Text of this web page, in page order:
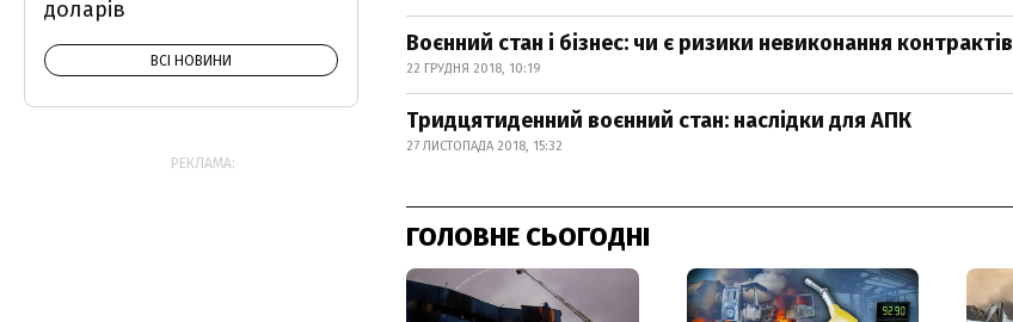
Воєнний стан і бізнес: чи є ризики невиконання контрактів
22 ГРУДНЯ 2018, 10:19
Тридцятиденний воєнний стан: наслідки для АПК
27 ЛИСТОПАДА 2018, 15:32
ГОЛОВНЕ СЬОГОДНІ
доларів
ВСІ НОВИНИ
РЕКЛАМА: